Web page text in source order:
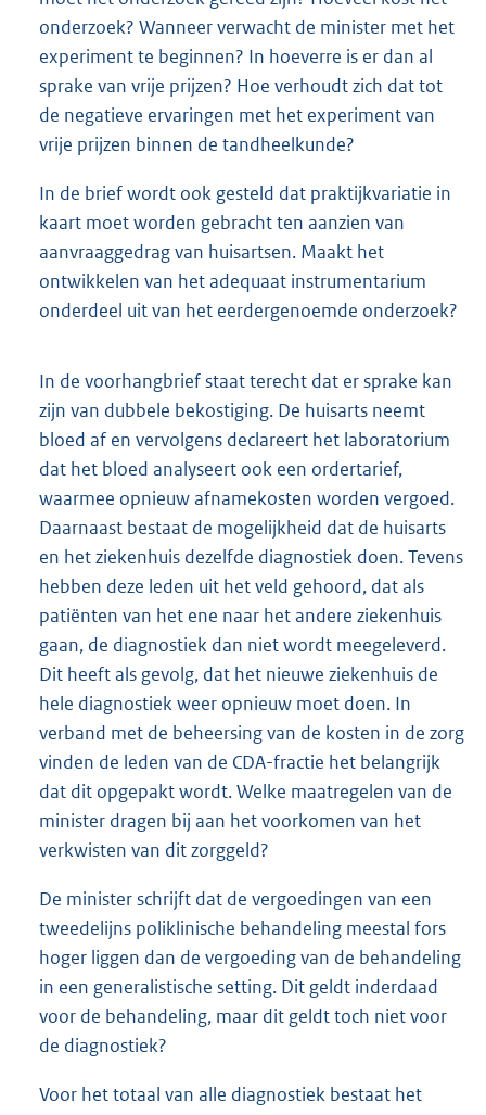
onderzoek? Wanneer verwacht de minister met het
experiment te beginnen? In hoeverre is er dan al
sprake van vrije prijzen? Hoe verhoudt zich dat tot
de negatieve ervaringen met het experiment van
vrije prijzen binnen de tandheelkunde?
In de brief wordt ook gesteld dat praktijkvariatie in
kaart moet worden gebracht ten aanzien van
aanvraaggedrag van huisartsen. Maakt het
ontwikkelen van het adequaat instrumentarium
onderdeel uit van het eerdergenoemde onderzoek?
In de voorhangbrief staat terecht dat er sprake kan
zijn van dubbele bekostiging. De huisarts neemt
bloed af en vervolgens declareert het laboratorium
dat het bloed analyseert ook een ordertarief,
waarmee opnieuw afnamekosten worden vergoed.
Daarnaast bestaat de mogelijkheid dat de huisarts
en het ziekenhuis dezelfde diagnostiek doen. Tevens
hebben deze leden uit het veld gehoord, dat als
patiënten van het ene naar het andere ziekenhuis
gaan, de diagnostiek dan niet wordt meegeleverd.
Dit heeft als gevolg, dat het nieuwe ziekenhuis de
hele diagnostiek weer opnieuw moet doen. In
verband met de beheersing van de kosten in de zorg
vinden de leden van de CDA-fractie het belangrijk
dat dit opgepakt wordt. Welke maatregelen van de
minister dragen bij aan het voorkomen van het
verkwisten van dit zorggeld?
De minister schrijft dat de vergoedingen van een
tweedelijns poliklinische behandeling meestal fors
hoger liggen dan de vergoeding van de behandeling
in een generalistische setting. Dit geldt inderdaad
voor de behandeling, maar dit geldt toch niet voor
de diagnostiek?
Voor het totaal van alle diagnostiek bestaat het